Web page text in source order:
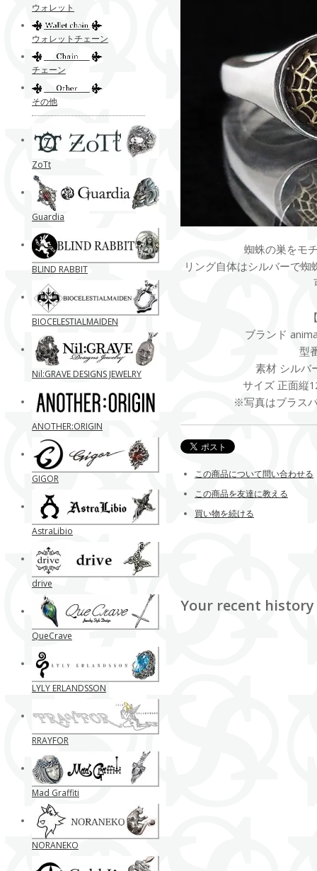
蜘蛛の巣をモ
リング自体はシルバーで
ブランド
型
素材 シルバ
サイズ 正面縦
※写真はブラス
この商品について問い合わせる
この商品を友達に教える
買い物を続ける
Your recent history
ウォレット
ウォレットチェーン
チェーン
その他
ZoTt
Guardia
BLIND RABBIT
BIOCELESTIALMAIDEN
Nil:GRAVE DESIGNS JEWELRY
ANOTHER:ORIGIN
GIGOR
AstraLibio
drive
QueCrave
LYLY ERLANDSSON
RRAYFOR
Mad Graffiti
NORANEKO